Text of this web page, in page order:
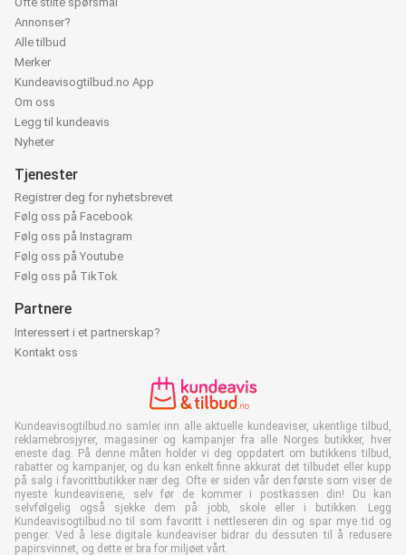
Annonser?
Alle tilbud
Merker
Kundeavisogtilbud.no App
Om oss
Legg til kundeavis
Nyheter
Tjenester
Registrer deg for nyhetsbrevet
Følg oss på Facebook
Følg oss på Instagram
Følg oss på Youtube
Følg oss på TikTok
Partnere
Interessert i et partnerskap?
Kontakt oss
Kundeavisogtilbud.no samler inn alle aktuelle kundeaviser, ukentlige tilbud,
reklamebrosjyrer, magasiner og kampanjer fra alle Norges butikker, hver
eneste dag. På denne måten holder vi deg oppdatert om butikkens tilbud,
rabatter og kampanjer, og du kan enkelt finne akkurat det tilbudet eller kupp
på salg i favorittbutikker nær deg. Ofte er siden vår den første som viser de
nyeste kundeavisene, selv før de kommer i postkassen din! Du kan
selvfølgelig også sjekke dem på jobb, skole eller i butikken. Legg
Kundeavisogtilbud.no til som favoritt i nettleseren din og spar mye tid og
penger. Ved å lese digitale kundeaviser bidrar du dessuten til å redusere
papirsvinnet, og dette er bra for miljøet vårt.